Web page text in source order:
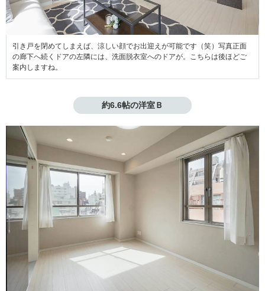
引き戸を閉めてしまえば、涼しい顔でお出迎えが可能です（笑）写真正面
の廊下へ続くドアの左隣には、洗面脱衣室へのドアが。こちらは後ほどご
案内しますね。
約6.6帖の洋室Ｂ